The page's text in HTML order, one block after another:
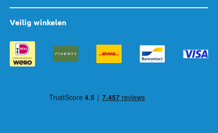
keuze? Neem gerust
Veilig winkelen